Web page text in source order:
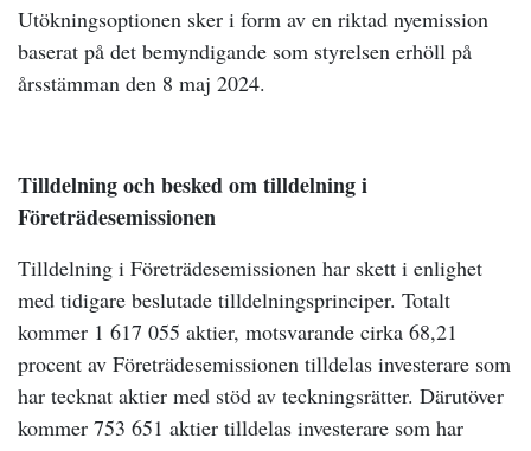
Utökningsoptionen sker i form av en riktad nyemission
baserat på det bemyndigande som styrelsen erhöll på
årsstämman den 8 maj 2024.
Tilldelning och besked om tilldelning i
Företrädesemissionen
Tilldelning i Företrädesemissionen har skett i enlighet
med tidigare beslutade tilldelningsprinciper. Totalt
kommer 1 617 055 aktier, motsvarande cirka 68,21
procent av Företrädesemissionen tilldelas investerare som
har tecknat aktier med stöd av teckningsrätter. Därutöver
kommer 753 651 aktier tilldelas investerare som har